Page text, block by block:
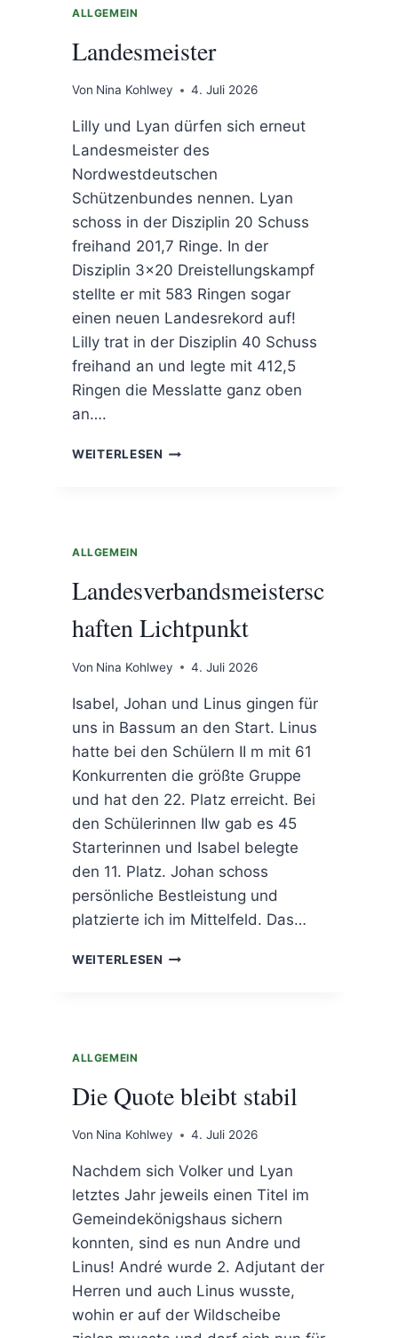
ALLGEMEIN
Landesmeister
Von Nina Kohlwey 4. Juli 2026
Lilly und Lyan dürfen sich erneut
Landesmeister des
Nordwestdeutschen
Schützenbundes nennen. Lyan
schoss in der Disziplin 20 Schuss
freihand 201,7 Ringe. In der
Disziplin 3×20 Dreistellungskampf
stellte er mit 583 Ringen sogar
einen neuen Landesrekord auf!
Lilly trat in der Disziplin 40 Schuss
freihand an und legte mit 412,5
Ringen die Messlatte ganz oben
an….
WEITERLESEN LANDESMEISTER
ALLGEMEIN
Landesverbandsmeistersc
haften Lichtpunkt
Von Nina Kohlwey 4. Juli 2026
Isabel, Johan und Linus gingen für
uns in Bassum an den Start. Linus
hatte bei den Schülern II m mit 61
Konkurrenten die größte Gruppe
und hat den 22. Platz erreicht. Bei
den Schülerinnen IIw gab es 45
Starterinnen und Isabel belegte
den 11. Platz. Johan schoss
persönliche Bestleistung und
platzierte ich im Mittelfeld. Das…
WEITERLESEN
ALLGEMEIN
Die Quote bleibt stabil
Von Nina Kohlwey 4. Juli 2026
Nachdem sich Volker und Lyan
letztes Jahr jeweils einen Titel im
Gemeindekönigshaus sichern
konnten, sind es nun Andre und
Linus! André wurde 2. Adjutant der
Herren und auch Linus wusste,
wohin er auf der Wildscheibe